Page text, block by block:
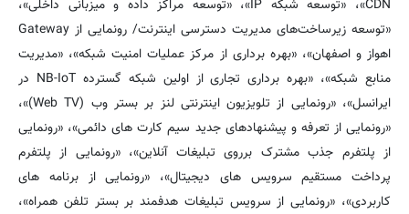
CDN»، «توسعه شبکه IP»، «توسعه مراکز داده و میزبانی داخلی»،
«توسعه زیرساخت‌های مدیریت دسترسی اینترنت/ رونمایی از Gateway
اهواز و اصفهان»، «بهره برداری از مرکز عملیات امنیت شبکه»، «مدیریت
منابع شبکه»، «بهره برداری تجاری از اولین شبکه گسترده NB-IoT در
ایرانسل»، «رونمایی از تلویزیون اینترنتی لنز بر بستر وب (Web TV)»،
«رونمایی از تعرفه و پیشنهادهای جدید سیم کارت های دائمی»، «رونمایی
از پلتفرم جذب مشترک برروی تبلیغات آنلاین»، «رونمایی از پلتفرم
پرداخت مستقیم سرویس های دیجیتال»، «رونمایی از برنامه های
کاربردی»، «رونمایی از سرویس تبلیغات هدفمند بر بستر تلفن همراه»،